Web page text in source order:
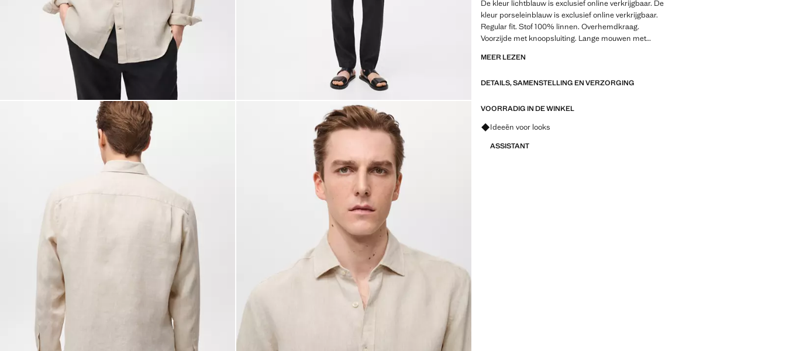
De kleur lichtblauw is exclusief online verkrijgbaar. De
kleur porseleinblauw is exclusief online verkrijgbaar.
Regular fit. Stof 100% linnen. Overhemdkraag.
Voorzijde met knoopsluiting. Lange mouwen met
Afgeronde zoom
Regular-fit: recht en comfortabel. Deze pasvorm
maar zonder de coupenaden aan de achterkant,
het lichaam
MEER LEZEN
DETAILS, SAMENSTELLING EN VERZORGING
VOORRADIG IN DE WINKEL
Vraag om outfitideeën, kledingstukken en trends
Ideeën voor looks
ASSISTANT